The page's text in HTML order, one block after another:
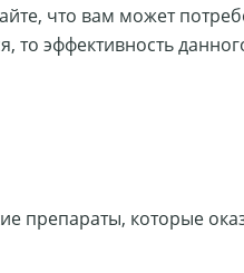
что вам может
то эффективность
препараты, которые